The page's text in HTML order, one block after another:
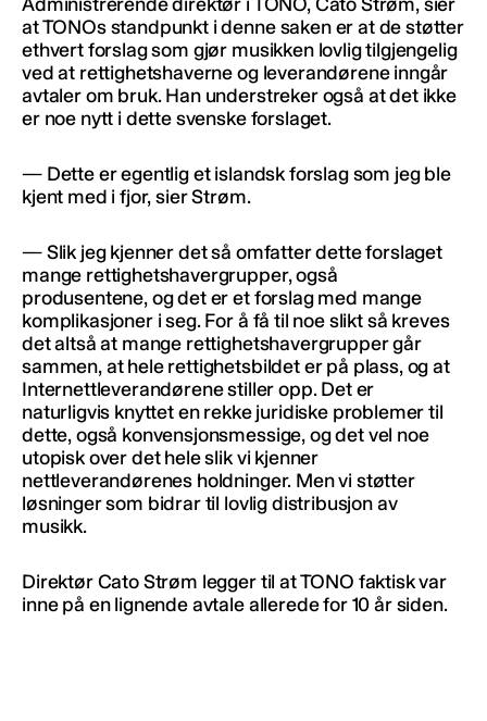
at TONOs standpunkt i denne saken er at de støtter
ethvert forslag som gjør musikken lovlig tilgjengelig
ved at rettighetshaverne og leverandørene inngår
avtaler om bruk. Han understreker også at det ikke
er noe nytt i dette svenske forslaget.
— Dette er egentlig et islandsk forslag som jeg ble
kjent med i fjor, sier Strøm.
— Slik jeg kjenner det så omfatter dette forslaget
mange rettighetshavergrupper, også
produsentene, og det er et forslag med mange
komplikasjoner i seg. For å få til noe slikt så kreves
det altså at mange rettighetshavergrupper går
sammen, at hele rettighetsbildet er på plass, og at
Internettleverandørene stiller opp. Det er
naturligvis knyttet en rekke juridiske problemer til
dette, også konvensjonsmessige, og det vel noe
utopisk over det hele slik vi kjenner
nettleverandørenes holdninger. Men vi støtter
løsninger som bidrar til lovlig distribusjon av
musikk.
Direktør Cato Strøm legger til at TONO faktisk var
inne på en lignende avtale allerede for 10 år siden.